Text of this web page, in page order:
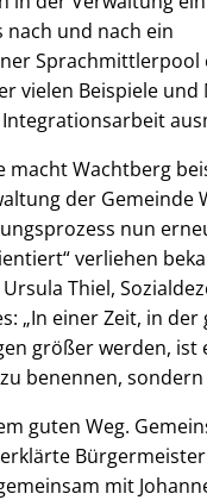
nach und nach ein
Sprachmittlerpool
vielen Beispiele und
macht Wachtberg
der Gemeinde
nun
verliehen
Thiel,
„In einer Zeit, in
größer werden, ist
benennen, sondern
guten Weg.
mit